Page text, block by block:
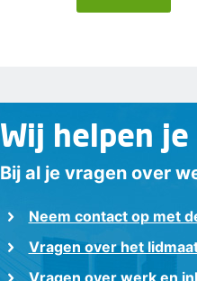
Wij helpen je
Bij al je vragen over
Neem contact op met
Vragen over het
Vragen over werk en